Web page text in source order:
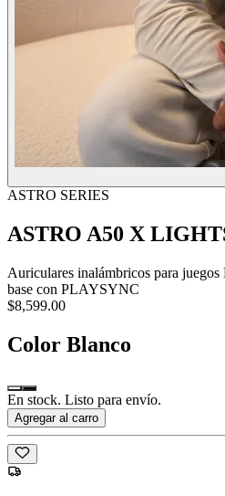
ASTRO SERIES
ASTRO A50 X
Auriculares inalámbricos para
base con PLAYSYNC
$8,599.00
Color Blanco
En stock. Listo para envío.
Agregar al carro